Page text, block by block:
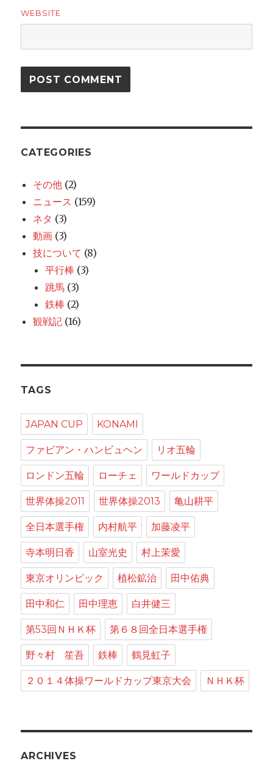
WEBSITE
CATEGORIES
その他 (2)
ニュース (159)
ネタ (3)
動画 (3)
技について (8)
平行棒 (3)
跳馬 (3)
鉄棒 (2)
観戦記 (16)
TAGS
JAPAN CUP KONAMI
ファビアン・ハンビュヘン リオ五輪
ロンドン五輪 ローチェ ワールドカップ
世界体操2011 世界体操2013 亀山耕平
全日本選手権 内村航平 加藤凌平
寺本明日香 山室光史 村上茉愛
東京オリンピック 植松鉱治 田中佑典
田中和仁 田中理恵 白井健三
第53回ＮＨＫ杯 第６８回全日本選手権
野々村 笙吾 鉄棒 鶴見虹子
２０１４体操ワールドカップ東京大会 ＮＨＫ杯
ARCHIVES